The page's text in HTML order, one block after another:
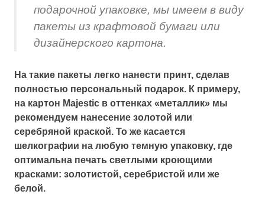
подарочной упаковке, мы имеем в виду
пакеты из крафтовой бумаги или
дизайнерского картона.
На такие пакеты легко нанести принт, сделав
полностью персональный подарок. К примеру,
на картон Majestic в оттенках «металлик» мы
рекомендуем нанесение золотой или
серебряной краской. То же касается
шелкографии на любую темную упаковку, где
оптимальна печать светлыми кроющими
красками: золотистой, серебристой или же
белой.